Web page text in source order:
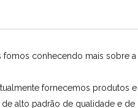
conhecendo mais sobre a
fornecemos produtos e
alto padrão de qualidade e de